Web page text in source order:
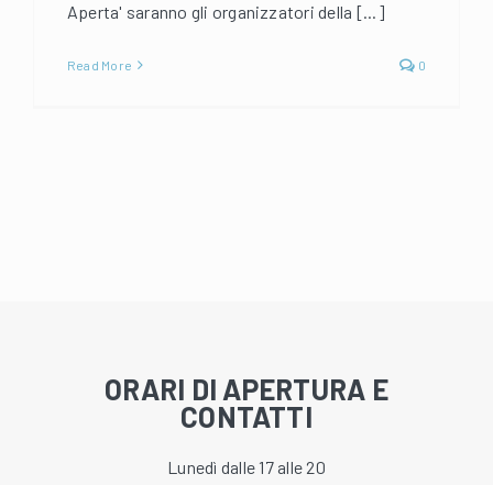
Aperta' saranno gli organizzatori della [...]
Read More 0
ORARI DI APERTURA E
CONTATTI
Lunedì dalle 17 alle 20